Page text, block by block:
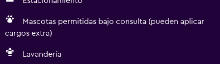
Mascotas permitidas bajo consulta (pueden aplicar
cargos extra)
Lavandería